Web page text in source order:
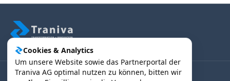
Cookies & Analytics
Um unsere Website sowie das Partnerportal der
Traniva AG optimal nutzen zu können, bitten wir